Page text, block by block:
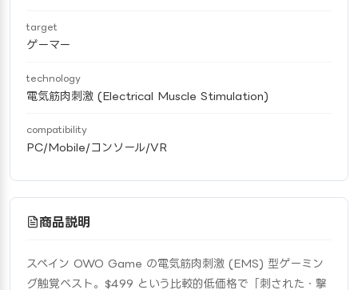
target
ゲーマー
technology
電気筋肉刺激 (Electrical Muscle Stimulation)
compatibility
PC/Mobile/コンソール/VR
商品説明
スペイン OWO Game の電気筋肉刺激 (EMS) 型ゲーミン
グ触覚ベスト。$499 という比較的低価格で「刺された・撃